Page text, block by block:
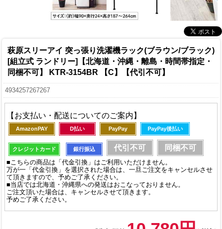
萩原スリーアイ 突っ張り洗濯機ラック(ブラウン/ブラック)
[組立式 ランドリー]【北海道・沖縄・離島・時間帯指定・
同梱不可】 KTR-3154BR 【C】【代引不可】
4934257267267
【お支払い・配送についてのご案内】
AmazonPAY D払い PayPay PayPay後払い
クレジットカード 銀行振込 代引不可 同梱不可
■こちらの商品は「代金引換」はご利用いただけません。
万が一「代金引換」を選択された場合は、一旦ご注文をキャンセルさせ
て頂きますので、予めご了承ください。
■当店では北海道・沖縄県への発送はおこなっておりません。
ご注文頂いた場合は、キャンセルさせて頂きます。
予めご了承ください。